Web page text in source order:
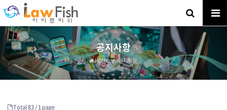
공지사항
HOME 공지사항
Total 83 /1 page